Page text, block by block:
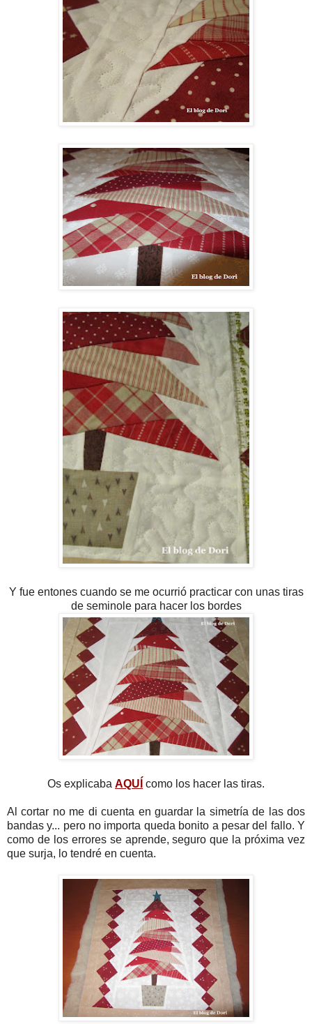
Y fue entones cuando se me ocurrió practicar con unas tiras
de seminole para hacer los bordes
Os explicaba AQUÍ como los hacer las tiras.
Al cortar no me di cuenta en guardar la simetría de las dos
bandas y... pero no importa queda bonito a pesar del fallo. Y
como de los errores se aprende, seguro que la próxima vez
que surja, lo tendré en cuenta.